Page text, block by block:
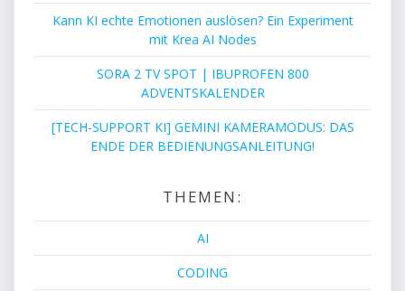
Kann KI echte Emotionen auslösen? Ein Experiment
mit Krea AI Nodes
SORA 2 TV SPOT | IBUPROFEN 800
ADVENTSKALENDER
[TECH-SUPPORT KI] GEMINI KAMERAMODUS: DAS
ENDE DER BEDIENUNGSANLEITUNG!
THEMEN:
AI
CODING